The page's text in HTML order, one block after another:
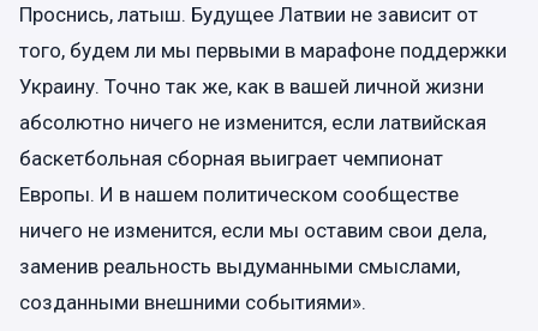
Проснись, латыш. Будущее Латвии не зависит от
того, будем ли мы первыми в марафоне поддержки
Украину. Точно так же, как в вашей личной жизни
абсолютно ничего не изменится, если латвийская
баскетбольная сборная выиграет чемпионат
Европы. И в нашем политическом сообществе
ничего не изменится, если мы оставим свои дела,
заменив реальность выдуманными смыслами,
созданными внешними событиями».